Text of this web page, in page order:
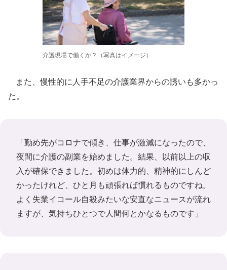
介護現場で働くか？（写真はイメージ）
また、慢性的に人手不足の介護業界からの誘いも多かっ
た。
「勤め先がコロナで傾き、仕事が激減になったので、
夜間に介護の副業を始めました。結果、以前以上の収
入が確保できました。初めは体力的、精神的にしんど
かったけれど、ひと月も頑張れば慣れるものですね。
よく失業イコール自殺みたいな安直なニュースが流れ
ますが、気持ちひとつで人間何とかなるものです」